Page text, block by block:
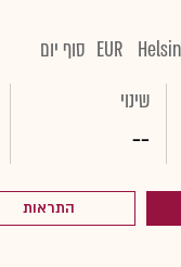
EUR סוף יום
שינוי
--
התראות